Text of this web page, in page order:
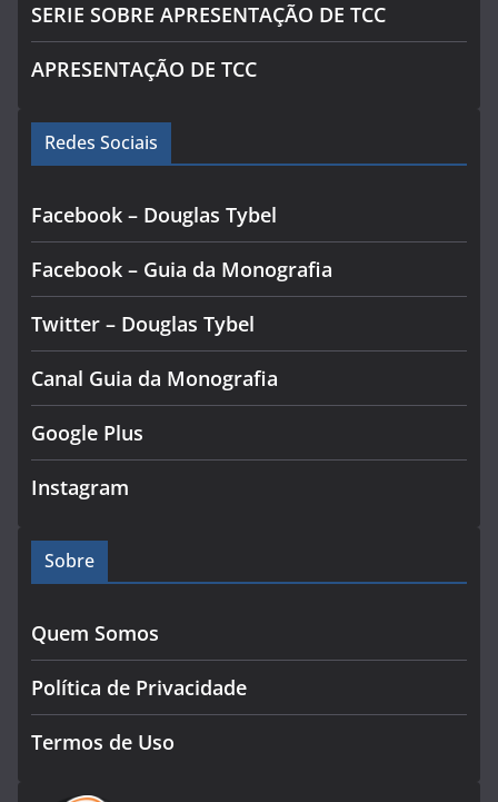
SERIE SOBRE APRESENTAÇÃO DE TCC
APRESENTAÇÃO DE TCC
Redes Sociais
Facebook – Douglas Tybel
Facebook – Guia da Monografia
Twitter – Douglas Tybel
Canal Guia da Monografia
Google Plus
Instagram
Sobre
Quem Somos
Política de Privacidade
Termos de Uso